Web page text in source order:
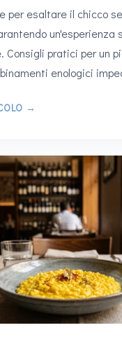
per esaltare il chicco
un'esperienza
Consigli pratici per un
enologici
→